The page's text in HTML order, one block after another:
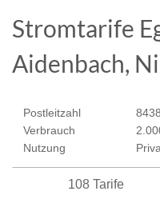
Stromtarife
Aidenbach,